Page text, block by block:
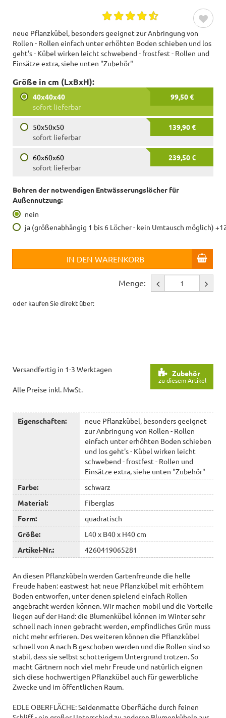
neue Pflanzkübel, besonders geeignet zur Anbringung von
Rollen - Rollen einfach unter erhöhten Boden schieben und los
geht's - Kübel wirken leicht schwebend - frostfest - Rollen und
Einsätze extra, siehe unten "Zubehör"
Größe in cm (LxBxH):
40x40x40
99,50 €
sofort lieferbar
50x50x50
139,90 €
sofort lieferbar
60x60x60
239,50 €
sofort lieferbar
Bohren der notwendigen Entwässerungslöcher für
Außennutzung:
nein
ja (größenabhängig 1 bis 6 Löcher - kein Umtausch möglich)
IN DEN WARENKORB
Menge:
oder kaufen Sie direkt über:
Zubehör
zu diesem Artikel
Versandfertig in 1-3 Werktagen
Alle Preise inkl. MwSt.
Eigenschaften:
neue Pflanzkübel, besonders geeignet
zur Anbringung von Rollen - Rollen
einfach unter erhöhten Boden schieben
und los geht's - Kübel wirken leicht
schwebend - frostfest - Rollen und
Einsätze extra, siehe unten "Zubehör"
Farbe:
schwarz
Material:
Fiberglas
Form:
quadratisch
Größe:
L40 x B40 x H40 cm
Artikel-Nr.:
4260419065281
An diesen Pflanzkübeln werden Gartenfreunde die helle
Freude haben: eastwest hat neue Pflanzkübel mit erhöhtem
Boden entworfen, unter denen spielend einfach Rollen
angebracht werden können. Wir machen mobil und die Vorteile
liegen auf der Hand: die Blumenkübel können im Winter sehr
schnell nach innen gebracht werden, empfindliches Grün muss
nicht mehr erfrieren. Des weiteren können die Pflanzkübel
schnell von A nach B geschoben werden und die Rollen sind so
stabil, dass sie selbst schotterigem Untergrund trotzen. So
macht Gärtnern noch viel mehr Freude und natürlich eignen
sich diese hochwertigen Pflanzkübel auch für gewerbliche
Zwecke und im öffentlichen Raum.
EDLE OBERFLÄCHE: Seidenmatte Oberfläche durch feinen